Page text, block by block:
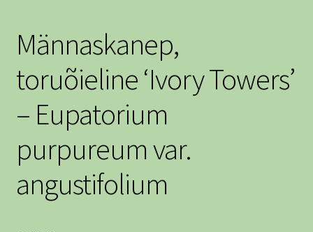
Männaskanep,
toruõieline ‘Ivory Towers’
– Eupatorium
purpureum var.
angustifolium